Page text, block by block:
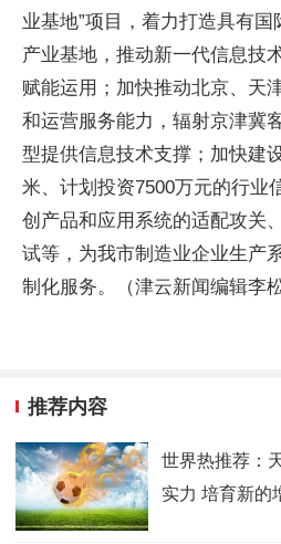
业基地”项目，着力打造具有
产业基地，推动新一代信息技
赋能运用；加快推动北京、天
和运营服务能力，辐射京津冀
型提供信息技术支撑；加快建
米、计划投资7500万元的行业
创产品和应用系统的适配攻关
试等，为我市制造业企业生产
制化服务。（津云新闻编辑李松
推荐内容
世界热推荐：
实力 培育新的